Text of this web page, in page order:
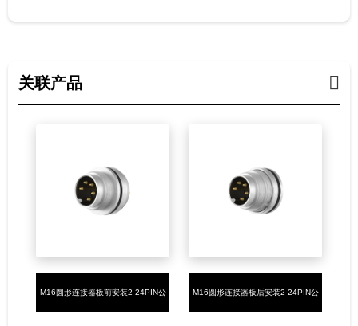
关联产品
M16圆形连接器板前安装2-24PIN公 M16圆形连接器板后安装2-24PIN公